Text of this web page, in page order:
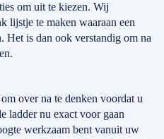
om uit te kiezen. Wij
lijstje te maken waaraan een
Het is dan ook verstandig om na
over na te denken voordat u
ladder nu exact voor gaan
werkzaam bent vanuit uw